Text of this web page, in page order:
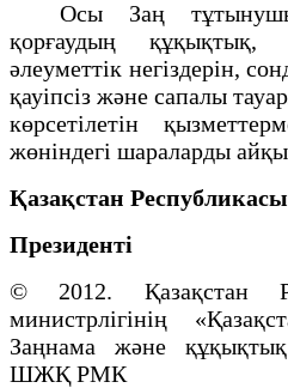
Осы Заң
қорғаудың құқықтық,
әлеуметтік негіздерін,
қауіпсіз және сапалы
көрсетілетін
жөніндегі шараларды
Қазақстан
Президенті
© 2012. Қазақстан
министрлігінің
Заңнама және
ШЖҚ РМК